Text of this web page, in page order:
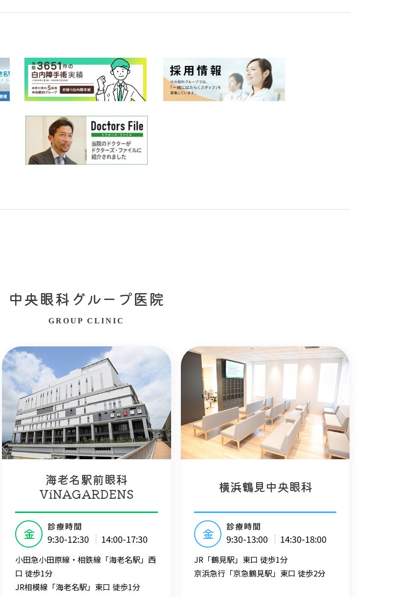
中央眼科グループ医院
GROUP CLINIC
海老名駅前眼科
ViNAGARDENS
金 診療時間
9:30-12:30 14:00-17:30
小田急小田原線・相鉄線「海老名駅」西
口 徒歩1分
JR相模線「海老名駅」東口 徒歩1分
横浜鶴見中央眼科
金 診療時間
9:30-13:00 14:30-18:00
JR「鶴見駅」東口 徒歩1分
京浜急行「京急鶴見駅」東口 徒歩2分